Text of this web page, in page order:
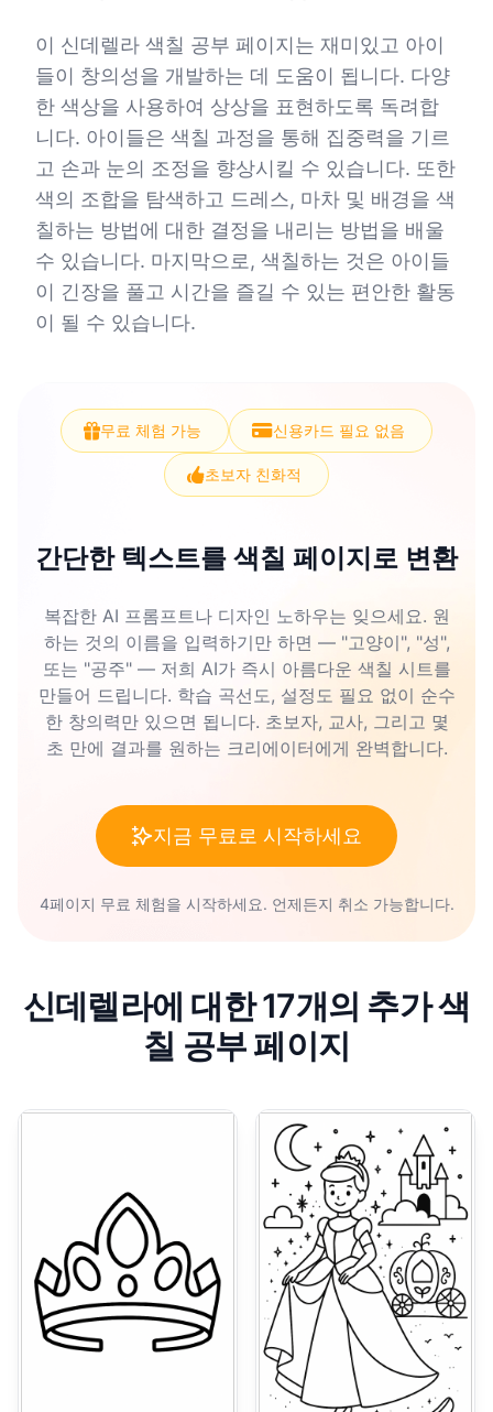
이 신데렐라 색칠 공부 페이지는 재미있고 아이
들이 창의성을 개발하는 데 도움이 됩니다. 다양
한 색상을 사용하여 상상을 표현하도록 독려합
니다. 아이들은 색칠 과정을 통해 집중력을 기르
고 손과 눈의 조정을 향상시킬 수 있습니다. 또한
색의 조합을 탐색하고 드레스, 마차 및 배경을 색
칠하는 방법에 대한 결정을 내리는 방법을 배울
수 있습니다. 마지막으로, 색칠하는 것은 아이들
이 긴장을 풀고 시간을 즐길 수 있는 편안한 활동
이 될 수 있습니다.
무료 체험 가능 신용카드 필요 없음
초보자 친화적
간단한 텍스트를 색칠 페이지로 변환
복잡한 AI 프롬프트나 디자인 노하우는 잊으세요. 원
하는 것의 이름을 입력하기만 하면 — "고양이", "성",
또는 "공주" — 저희 AI가 즉시 아름다운 색칠 시트를
만들어 드립니다. 학습 곡선도, 설정도 필요 없이 순수
한 창의력만 있으면 됩니다. 초보자, 교사, 그리고 몇
초 만에 결과를 원하는 크리에이터에게 완벽합니다.
지금 무료로 시작하세요
4페이지 무료 체험을 시작하세요. 언제든지 취소 가능합니다.
신데렐라에 대한 17개의 추가 색
칠 공부 페이지